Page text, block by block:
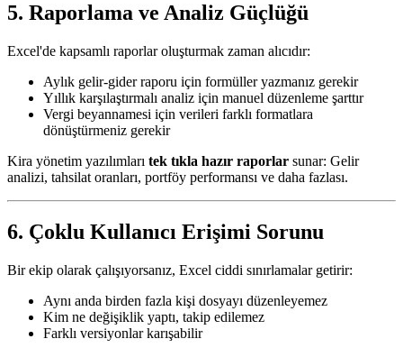
5. Raporlama ve Analiz Güçlüğü
Excel'de kapsamlı raporlar oluşturmak zaman alıcıdır:
Aylık gelir-gider raporu için formüller yazmanız gerekir
Yıllık karşılaştırmalı analiz için manuel düzenleme şarttır
Vergi beyannamesi için verileri farklı formatlara
dönüştürmeniz gerekir
Kira yönetim yazılımları tek tıkla hazır raporlar sunar: Gelir
analizi, tahsilat oranları, portföy performansı ve daha fazlası.
6. Çoklu Kullanıcı Erişimi Sorunu
Bir ekip olarak çalışıyorsanız, Excel ciddi sınırlamalar getirir:
Aynı anda birden fazla kişi dosyayı düzenleyemez
Kim ne değişiklik yaptı, takip edilemez
Farklı versiyonlar karışabilir